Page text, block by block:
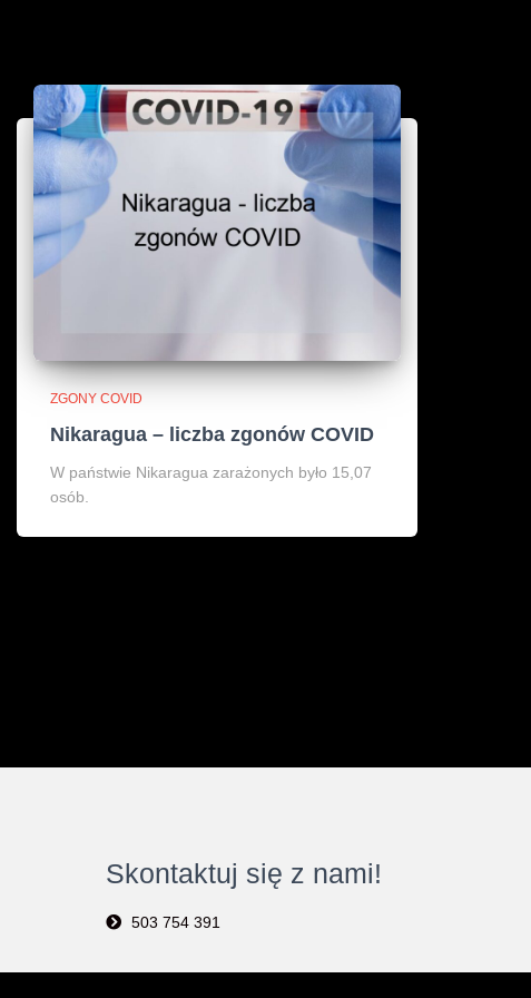
ZGONY COVID
Nikaragua – liczba zgonów COVID
W państwie Nikaragua zarażonych było 15,07
osób.
Skontaktuj się z nami!
503 754 391